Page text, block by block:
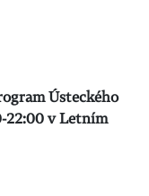
Ústeckého
22:00 v Letním